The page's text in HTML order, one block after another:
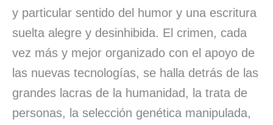
y particular sentido del humor y una escritura
suelta alegre y desinhibida. El crimen, cada
vez más y mejor organizado con el apoyo de
las nuevas tecnologías, se halla detrás de las
grandes lacras de la humanidad, la trata de
personas, la selección genética manipulada,